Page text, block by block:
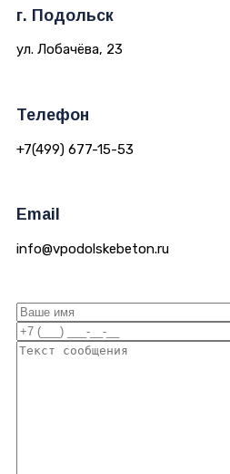
г. Подольск
ул. Лобачёва, 23
Телефон
+7(499) 677-15-53
Email
info@vpodolskebeton.ru